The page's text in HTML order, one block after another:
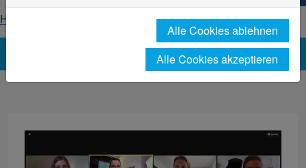
Home
News-Detailseite
Alle Cookies ablehnen
Alle Cookies akzeptieren